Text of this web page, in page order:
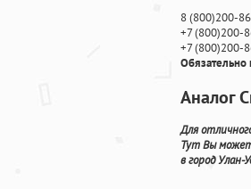
8(800)200-
+7(800)200-
+7(800)200-
Аналог
Для
Тут Вы
в город Улан-